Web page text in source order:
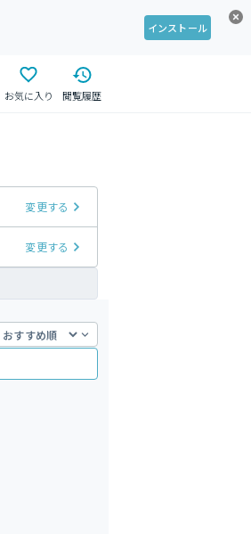
インストール
お気に入り 閲覧履歴
変更する
変更する